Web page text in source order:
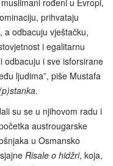
prihvataju
a odbacuju vještačku,
i egalitarnu
odbacuju i sve isforsirane
ljudima”, piše Mustafa
su se u njihovom radu i
austrougarske
u Osmansko
Risale o hidžri, koja,